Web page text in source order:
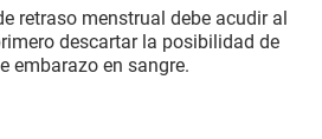
retraso menstrual debe acudir al
descartar la posibilidad de
embarazo en sangre.